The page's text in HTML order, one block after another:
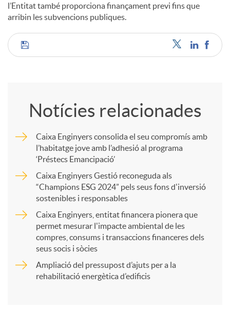
l’Entitat també proporciona finançament previ fins que
arribin les subvencions publiques.
C
r
Notícies relacionades
Caixa Enginyers consolida el seu compromís amb
l’habitatge jove amb l’adhesió al programa
‘Préstecs Emancipació’
Caixa Enginyers Gestió reconeguda als
“Champions ESG 2024” pels seus fons d'inversió
sostenibles i responsables
Caixa Enginyers, entitat financera pionera que
permet mesurar l'impacte ambiental de les
compres, consums i transaccions financeres dels
seus socis i sòcies
Ampliació del pressupost d’ajuts per a la
rehabilitació energètica d’edificis